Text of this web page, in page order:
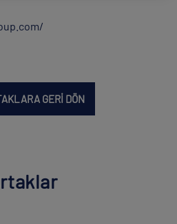
GERİ DÖN